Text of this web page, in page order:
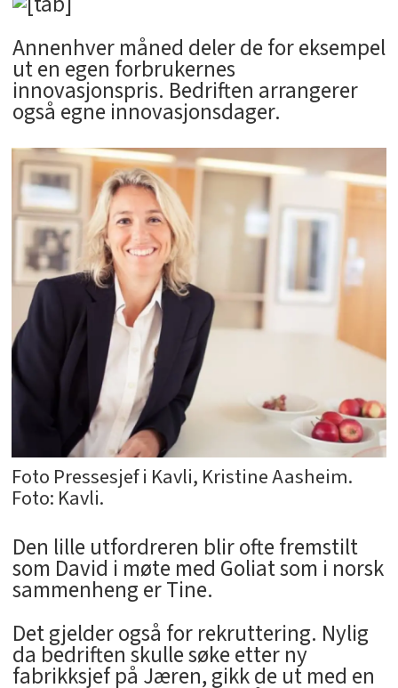
Annenhver måned deler de for eksempel
ut en egen forbrukernes
innovasjonspris. Bedriften arrangerer
også egne innovasjonsdager.
Foto Pressesjef i Kavli, Kristine Aasheim.
Foto: Kavli.
Den lille utfordreren blir ofte fremstilt
som David i møte med Goliat som i norsk
sammenheng er Tine.
Det gjelder også for rekruttering. Nylig
da bedriften skulle søke etter ny
fabrikksjef på Jæren, gikk de ut med en